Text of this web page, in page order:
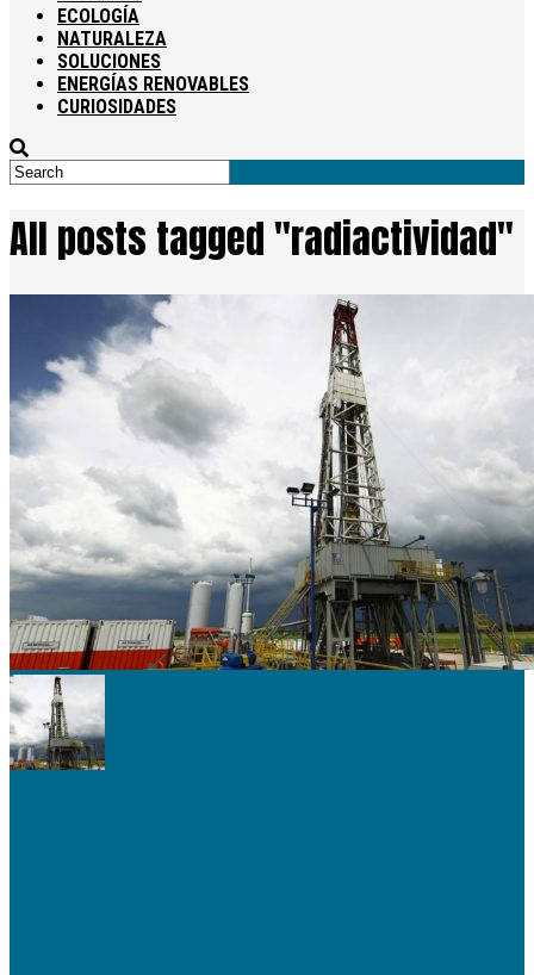
ECOLOGÍA
NATURALEZA
SOLUCIONES
ENERGÍAS RENOVABLES
CURIOSIDADES
All posts tagged "radiactividad"